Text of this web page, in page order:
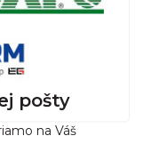
pošty
na Váš